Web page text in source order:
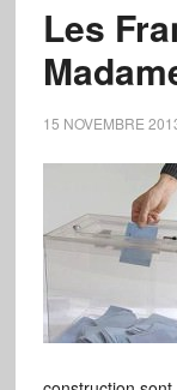
Les
15 NOVEMBRE